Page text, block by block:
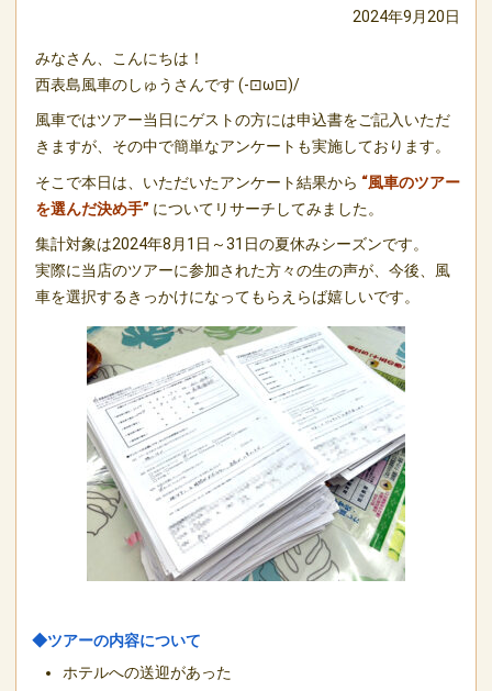
2024年9月20日
みなさん、こんにちは！
西表島風車のしゅうさんです (-⊡ω⊡)/
風車ではツアー当日にゲストの方には申込書をご記入いただ
きますが、その中で簡単なアンケートも実施しております。
そこで本日は、いただいたアンケート結果から “風車のツアー
を選んだ決め手” についてリサーチしてみました。
集計対象は2024年8月1日～31日の夏休みシーズンです。
実際に当店のツアーに参加された方々の生の声が、今後、風
車を選択するきっかけになってもらえらば嬉しいです。
◆ツアーの内容について
ホテルへの送迎があった